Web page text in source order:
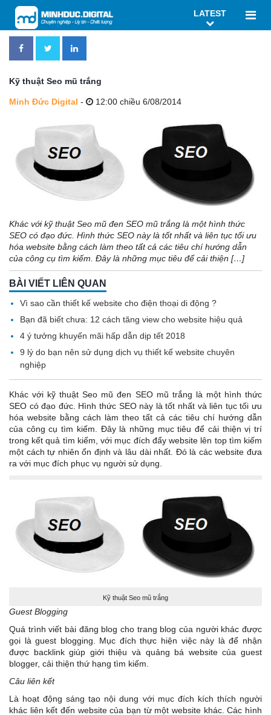
LATEST
Kỹ thuật Seo mũ trắng
Minh Đức Digital - 12:00 chiều 6/08/2014
Khác với kỹ thuật Seo mũ đen SEO mũ trắng là một hình thức
SEO có đạo đức. Hình thức SEO này là tốt nhất và liên tục tối ưu
hóa website bằng cách làm theo tất cả các tiêu chí hướng dẫn
của công cụ tìm kiếm. Đây là những mục tiêu để cải thiện […]
BÀI VIẾT LIÊN QUAN
Vì sao cần thiết kế website cho điện thoại di động ?
Bạn đã biết chưa: 12 cách tăng view cho website hiệu quả
4 ý tưởng khuyến mãi hấp dẫn dịp tết 2018
9 lý do bạn nên sử dụng dịch vụ thiết kế website chuyên
nghiệp
Khác với kỹ thuật Seo mũ đen SEO mũ trắng là một hình thức
SEO có đạo đức. Hình thức SEO này là tốt nhất và liên tục tối ưu
hóa website bằng cách làm theo tất cả các tiêu chí hướng dẫn
của công cụ tìm kiếm. Đây là những mục tiêu để cải thiện vị trí
trong kết quả tìm kiếm, với mục đích đẩy website lên top tìm kiếm
một cách tự nhiên ổn định và lâu dài nhất. Đó là các website đưa
ra với mục đích phục vụ người sử dụng.
Kỹ thuật Seo mũ trắng
Guest Blogging
Quá trình viết bài đăng blog cho trang blog của người khác được
gọi là guest blogging. Mục đích thực hiện việc này là để nhận
được backlink giúp giới thiệu và quảng bá website của guest
blogger, cải thiện thứ hạng tìm kiếm.
Câu liên kết
Là hoạt động sáng tạo nội dung với mục đích kích thích người
khác liên kết đến website của bạn từ một website khác. Các hình